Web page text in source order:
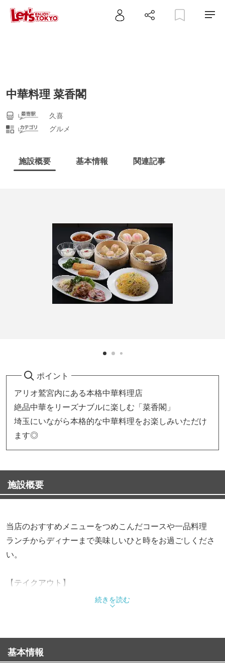
中華料理 菜香閣
久喜
グルメ
施設概要 基本情報 関連記事
ポイント
アリオ鷲宮内にある本格中華料理店
絶品中華をリーズナブルに楽しむ「菜香閣」
埼玉にいながら本格的な中華料理をお楽しみいただけ
ます◎
施設概要
当店のおすすめメニューをつめこんだコースや一品料理
ランチからディナーまで美味しいひと時をお過ごしくださ
い。
【テイクアウト】
汁物を除き全品お持ち帰り出来ます。
ご注文はスタッフまでお申し付けください。
お時間を頂く場合がございます。お早めにご注文下さい。
電話予約承ります。（0480-53-8875）
続きを読む
基本情報